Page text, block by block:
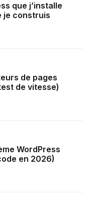
que j’installe
je construis
de pages
de vitesse)
WordPress
en 2026)